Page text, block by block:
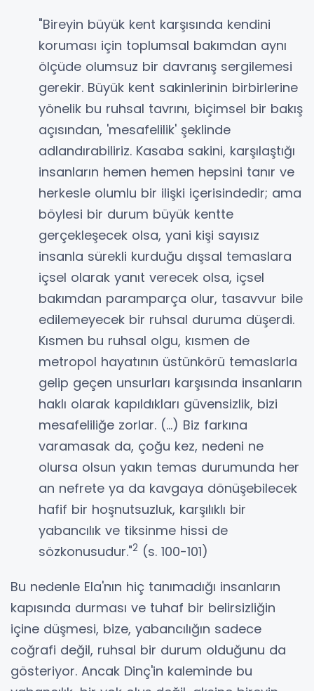
"Bireyin büyük kent karşısında kendini
koruması için toplumsal bakımdan aynı
ölçüde olumsuz bir davranış sergilemesi
gerekir. Büyük kent sakinlerinin birbirlerine
yönelik bu ruhsal tavrını, biçimsel bir bakış
açısından, 'mesafelilik' şeklinde
adlandırabiliriz. Kasaba sakini, karşılaştığı
insanların hemen hemen hepsini tanır ve
herkesle olumlu bir ilişki içerisindedir; ama
böylesi bir durum büyük kentte
gerçekleşecek olsa, yani kişi sayısız
insanla sürekli kurduğu dışsal temaslara
içsel olarak yanıt verecek olsa, içsel
bakımdan paramparça olur, tasavvur bile
edilemeyecek bir ruhsal duruma düşerdi.
Kısmen bu ruhsal olgu, kısmen de
metropol hayatının üstünkörü temaslarla
gelip geçen unsurları karşısında insanların
haklı olarak kapıldıkları güvensizlik, bizi
mesafeliliğe zorlar. (...) Biz farkına
varamasak da, çoğu kez, nedeni ne
olursa olsun yakın temas durumunda her
an nefrete ya da kavgaya dönüşebilecek
hafif bir hoşnutsuzluk, karşılıklı bir
yabancılık ve tiksinme hissi de
sözkonusudur."2 (s. 100-101)
Bu nedenle Ela'nın hiç tanımadığı insanların
kapısında durması ve tuhaf bir belirsizliğin
içine düşmesi, bize, yabancılığın sadece
coğrafi değil, ruhsal bir durum olduğunu da
gösteriyor. Ancak Dinç'in kaleminde bu